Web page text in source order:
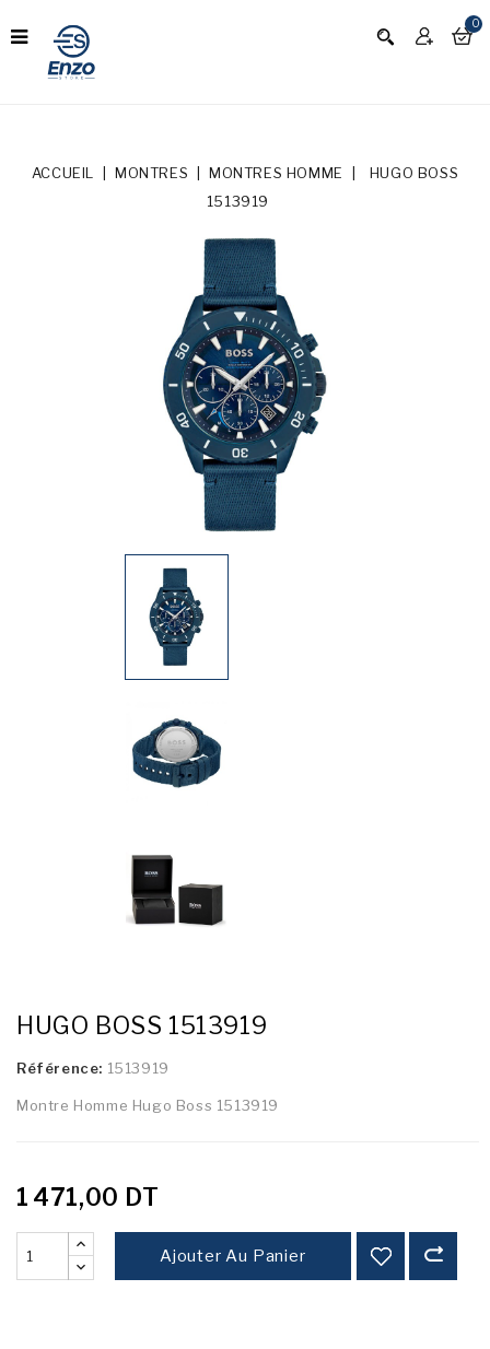
0
ACCUEIL MONTRES MONTRES HOMME
HUGO BOSS
1513919
HUGO BOSS 1513919
Référence: 1513919
Montre Homme Hugo Boss 1513919
1 471,00 DT
Ajouter Au Panier